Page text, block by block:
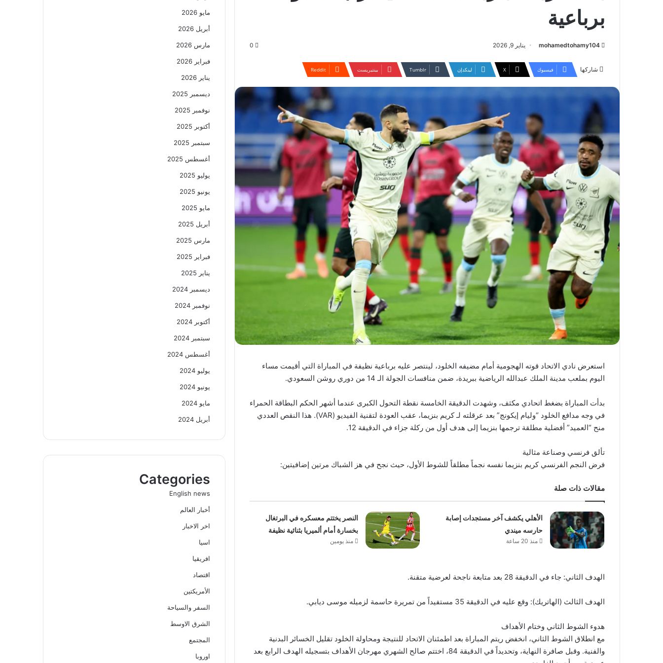
برباعية
mohamedtohamy104 يناير 9, 2026 0
شاركها فيسبوك ‫X لينكدإن بينتيريست
استعرض نادي الاتحاد قوته الهجومية أمام مضيفه الخلود، لينتصر عليه برباعية نظيفة في المباراة التي أقيمت مساء
اليوم بملعب مدينة الملك عبدالله الرياضية ببريدة، ضمن منافسات الجولة الـ 14 من دوري روشن السعودي.
بدأت المباراة بضغط اتحادي مكثف، وشهدت الدقيقة الخامسة نقطة التحول الكبرى عندما أشهر الحكم البطاقة الحمراء
في وجه مدافع الخلود “وليام إيكونج” بعد عرقلته لـ كريم بنزيما، عقب العودة لتقنية الفيديو (VAR). هذا النقص العددي
منح “العميد” أفضلية مطلقة ترجمها بنزيما إلى هدف أول من ركلة جزاء في الدقيقة 12.
تألق فرنسي وصناعة مثالية
فرض النجم الفرنسي كريم بنزيما نفسه نجماً مطلقاً للشوط الأول، حيث نجح في هز الشباك مرتين إضافيتين:
مقالات ذات صلة
الأهلي يكشف آخر مستجدات إصابة
حارسه ميندي
منذ 20 ساعة
النصر يختتم معسكره في البرتغال
بخسارة أمام ألميريا بثنائية نظيفة
منذ يومين
الهدف الثاني: جاء في الدقيقة 28 بعد متابعة ناجحة لعرضية متقنة.
الهدف الثالث (الهاتريك): وقع عليه في الدقيقة 35 مستفيداً من تمريرة حاسمة لزميله موسى ديابي.
هدوء الشوط الثاني وختام الأهداف
مع انطلاق الشوط الثاني، انخفض ريتم المباراة بعد اطمئنان الاتحاد للنتيجة ومحاولة الخلود تقليل الخسائر البدنية
والفنية. وقبل صافرة النهاية، وتحديداً في الدقيقة 84، اختتم صالح الشهري مهرجان الأهداف بتسجيله الهدف الرابع بعد
مايو 2026
أبريل 2026
مارس 2026
فبراير 2026
يناير 2026
ديسمبر 2025
نوفمبر 2025
أكتوبر 2025
سبتمبر 2025
أغسطس 2025
يوليو 2025
يونيو 2025
مايو 2025
أبريل 2025
مارس 2025
فبراير 2025
يناير 2025
ديسمبر 2024
نوفمبر 2024
أكتوبر 2024
سبتمبر 2024
أغسطس 2024
يوليو 2024
يونيو 2024
مايو 2024
أبريل 2024
Categories
English news
أخبار العالم
اخر الاخبار
اسيا
افريقيا
اقتصاد
الأمريكتين
السفر والسياحة
الشرق الاوسط
المجتمع
اوروبا